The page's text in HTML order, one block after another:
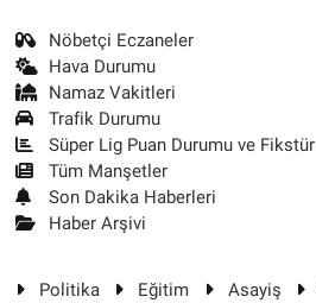
Nöbetçi Eczaneler
Hava Durumu
Namaz Vakitleri
Trafik Durumu
Süper Lig Puan Durumu ve Fikstür
Tüm Manşetler
Son Dakika Haberleri
Haber Arşivi
Politika Eğitim Asayiş